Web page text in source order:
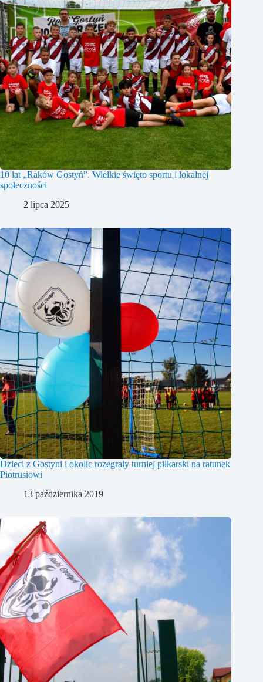
10 lat „Raków Gostyń”. Wielkie święto sportu i lokalnej
społeczności
2 lipca 2025
Dzieci z Gostyni i okolic rozegrały turniej piłkarski na ratunek
Piotrusiowi
13 października 2019